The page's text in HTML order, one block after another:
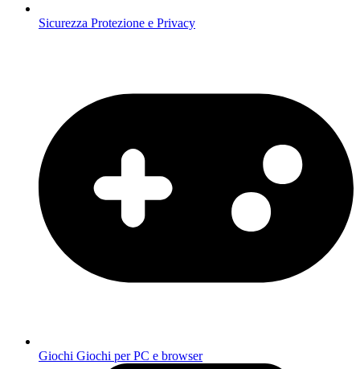
Sicurezza Protezione e Privacy
Giochi Giochi per PC e browser